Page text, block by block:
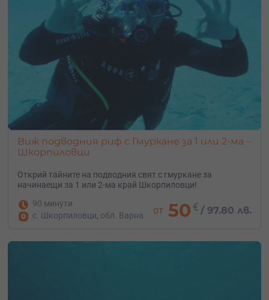
Виж подводния риф с Гмуркане за 1 или 2-ма –
Шкорпиловци
Открий тайните на подводния свят с гмуркане за
начинаещи за 1 или 2-ма край Шкорпиловци!
90 минути
с. Шкорпиловци, обл. Варна
от 50 € /97.80 лв.